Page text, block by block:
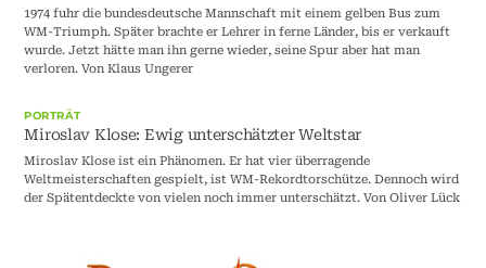
1974 fuhr die bundesdeutsche Mannschaft mit einem gelben Bus zum
WM-Triumph. Später brachte er Lehrer in ferne Länder, bis er verkauft
wurde. Jetzt hätte man ihn gerne wieder, seine Spur aber hat man
verloren. Von Klaus Ungerer
PORTRÄT
Miroslav Klose: Ewig unterschätzter Weltstar
Miroslav Klose ist ein Phänomen. Er hat vier überragende
Weltmeisterschaften gespielt, ist WM-Rekordtorschütze. Dennoch wird
der Spätentdeckte von vielen noch immer unterschätzt. Von Oliver Lück